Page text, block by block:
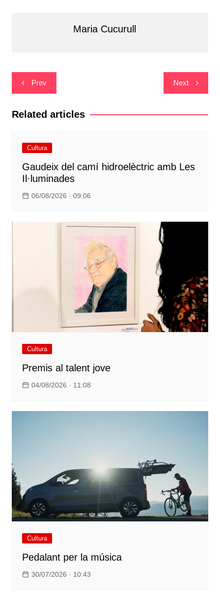
Maria Cucurull
Navegació
d'entrades
Prev Next
Related articles
Cultura
Gaudeix del camí hidroelèctric amb Les
Il·luminades
06/08/2026 · 09:06
Cultura
Premis al talent jove
04/08/2026 · 11:08
Cultura
Pedalant per la música
30/07/2026 · 10:43